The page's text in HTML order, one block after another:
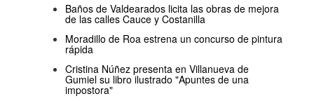
Baños de Valdearados licita las obras de mejora
de las calles Cauce y Costanilla
Moradillo de Roa estrena un concurso de pintura
rápida
Cristina Núñez presenta en Villanueva de
Gumiel su libro ilustrado "Apuntes de una
impostora"